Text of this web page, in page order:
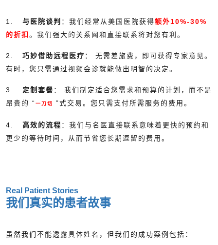
1. 与医院谈判 ：我们经常从美国医院获得额外10%-30%
的折扣 。我们强大的关系网和直接联系将对您有利。
2. 巧妙借助远程医疗 ： 无需差旅费，即可获得专家意见。
有时，您只需通过视频会诊就能做出明智的决定。
3. 定制套餐 ： 我们制定适合您需求和预算的计划，而不是
昂贵的 “一刀切 ”式交易。您只需支付所需服务的费用。
4. 高效的流程 ：我们与名医直接联系意味着更快的预约和
更少的等待时间，从而节省您长期逗留的费用。
Real Patient Stories
我们真实的患者故事
虽然我们不能透露具体姓名，但我们的成功案例包括：